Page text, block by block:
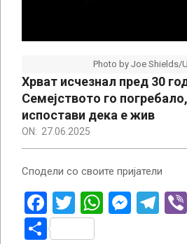
Photo by Joe Shields/
Хрват исчезнал пред 30
Семејството го
испостави дека е жив
ON: 27.06.2025
Сподели со своите пријатели
Facebook
Twitter
Share